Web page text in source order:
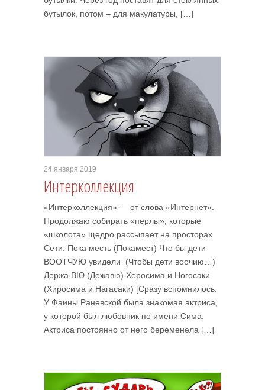
бутылок, потом – для макулатуры, […]
24 января 2019
Интерколлекция
«Интерколлекция» — от слова «Интернет».
Продолжаю собирать «перлы», которые
«школота» щедро рассыпает на просторах
Сети. Пока месть (Покамест) Что бы дети
ВООТЧУЮ увидели (Чтобы дети воочию…)
Держа ВЮ (Дежавю) Херосима и Ногосаки
(Хиросима и Нагасаки) [Сразу вспомнилось.
У Фаины Раневской была знакомая актриса,
у которой был любовник по имени Сима.
Актриса постоянно от него беременела […]